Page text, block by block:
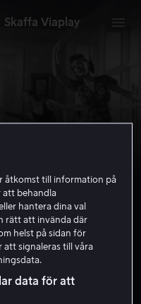
Skaffa Viaplay
min
15 år
åtkomst till information på
att behandla
hantera dina val
rätt att invända där
helst på sidan för
att signaleras till våra
data för att